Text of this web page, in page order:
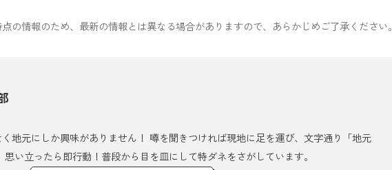
の情報のため、最新の情報とは異なる場合がありますので、あらかじめご了承ください。
地元にしか興味がありません！ 噂を聞きつければ現地に足を運び、文字通り「地元
い立ったら即行動！普段から目を皿にして特ダネをさがしています。